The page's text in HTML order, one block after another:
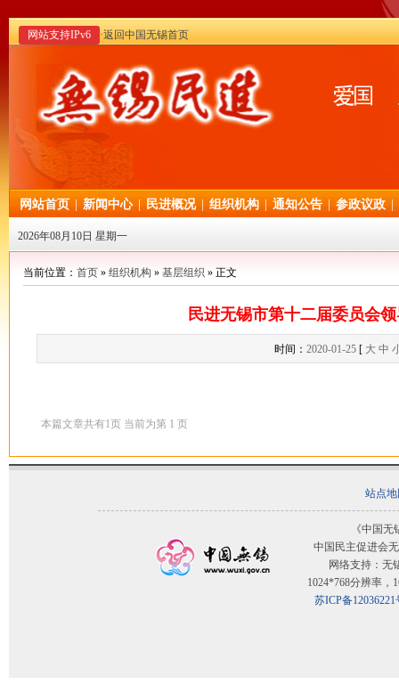
网站支持IPv6 ·返回中国无锡首页
网站首页 新闻中心 民进概况 组织机构 通知公告 参政议政
2026年08月10日 星期一
当前位置： 首页 » 组织机构 » 基层组织 » 正文
民进无锡市第十二届委员会
时间： 2020-01-25 [ 大 中
本篇文章共有1页 当前为第 1 页
站点
《中国
中国民主促进会
网络支持：无
1024*768分辨率，
苏ICP备12036221